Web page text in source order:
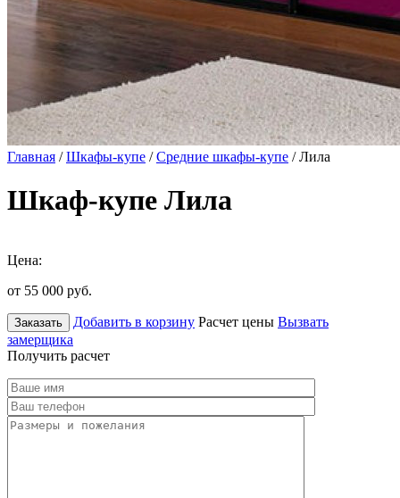
Главная /Шкафы-купе /Средние шкафы-купе / Лила
Шкаф-купе Лила
Цена:
от 55 000 руб.
Заказать Добавить в корзину Расчет цены Вызвать
замерщика
Получить расчет